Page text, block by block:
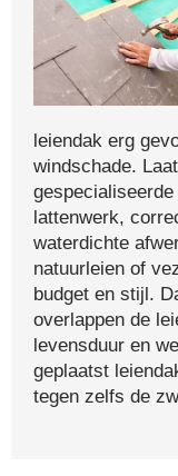
leiendak erg
windschade.
lattenwerk,
waterdichte
natuurleien of
budget en stijl.
overlappen de
levensduur en
geplaatst
tegen zelfs de